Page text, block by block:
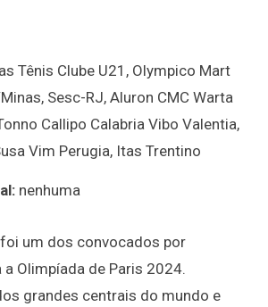
Tênis Clube U21, Olympico Mart
Sesc-RJ, Aluron CMC Warta
Callipo Calabria Vibo Valentia,
Vim Perugia, Itas Trentino
nenhuma
um dos convocados por
a Olimpíada de Paris 2024.
grandes centrais do mundo e